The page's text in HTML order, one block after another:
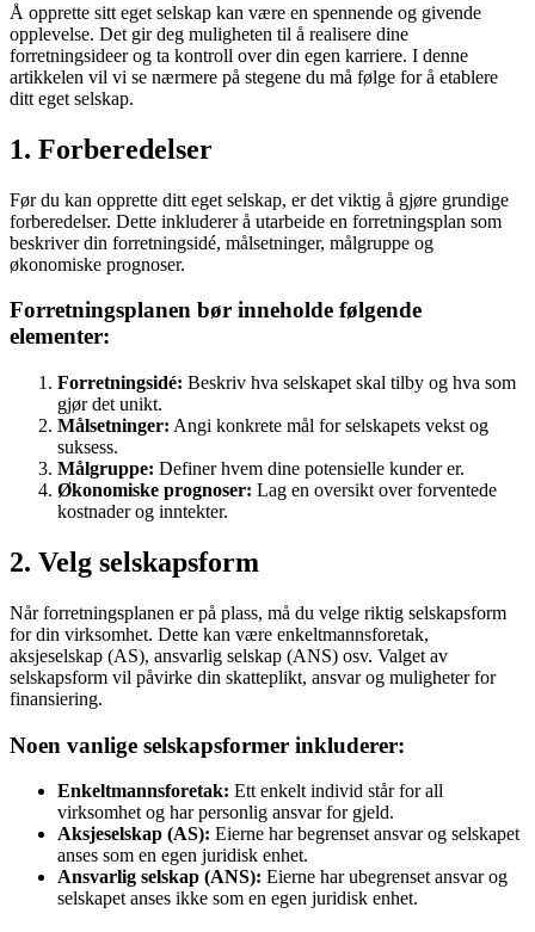
Å opprette sitt eget selskap kan være en spennende og givende
opplevelse. Det gir deg muligheten til å realisere dine
forretningsideer og ta kontroll over din egen karriere. I denne
artikkelen vil vi se nærmere på stegene du må følge for å etablere
ditt eget selskap.
1. Forberedelser
Før du kan opprette ditt eget selskap, er det viktig å gjøre grundige
forberedelser. Dette inkluderer å utarbeide en forretningsplan som
beskriver din forretningsidé, målsetninger, målgruppe og
økonomiske prognoser.
Forretningsplanen bør inneholde følgende
elementer:
Forretningsidé: Beskriv hva selskapet skal tilby og hva som
gjør det unikt.
Målsetninger: Angi konkrete mål for selskapets vekst og
suksess.
Målgruppe: Definer hvem dine potensielle kunder er.
Økonomiske prognoser: Lag en oversikt over forventede
kostnader og inntekter.
2. Velg selskapsform
Når forretningsplanen er på plass, må du velge riktig selskapsform
for din virksomhet. Dette kan være enkeltmannsforetak,
aksjeselskap (AS), ansvarlig selskap (ANS) osv. Valget av
selskapsform vil påvirke din skatteplikt, ansvar og muligheter for
finansiering.
Noen vanlige selskapsformer inkluderer:
Enkeltmannsforetak: Ett enkelt individ står for all
virksomhet og har personlig ansvar for gjeld.
Aksjeselskap (AS): Eierne har begrenset ansvar og selskapet
anses som en egen juridisk enhet.
Ansvarlig selskap (ANS): Eierne har ubegrenset ansvar og
selskapet anses ikke som en egen juridisk enhet.